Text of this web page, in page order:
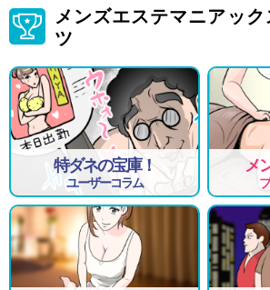
メンズエステマニアッ
ツ
特ダネの宝庫！
ユーザーコラム
メ